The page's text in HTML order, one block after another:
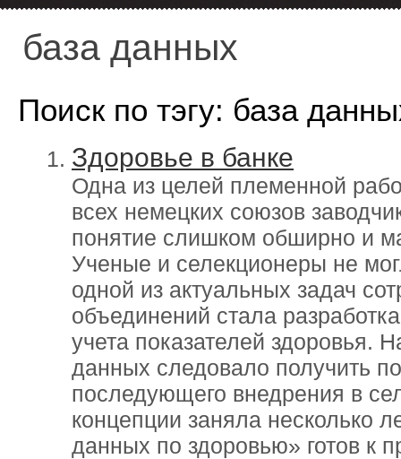
база данных
Поиск по тэгу: база
Здоровье в банке
Одна из целей племенной
всех немецких союзов
понятие слишком обширно и
Ученые и селекционеры не
одной из актуальных задач
объединений стала
учета показателей здоровья.
данных следовало получить
последующего внедрения в
концепции заняла несколько
данных по здоровью» готов к